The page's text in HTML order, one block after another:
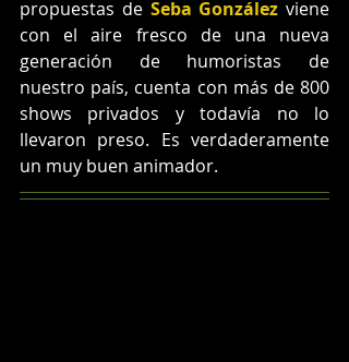
propuestas de Seba González viene
con el aire fresco de una nueva
generación de humoristas de
nuestro país, cuenta con más de 800
shows privados y todavía no lo
llevaron preso. Es verdaderamente
un muy buen animador.